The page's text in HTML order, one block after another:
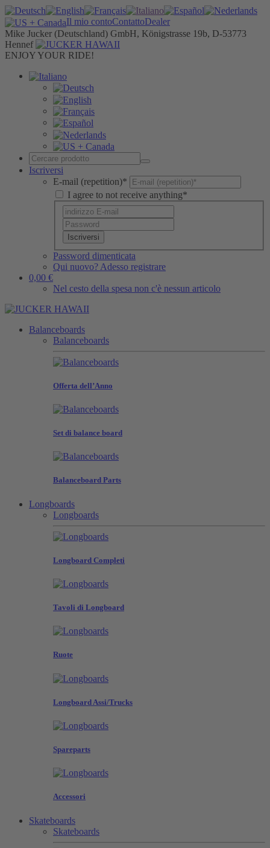
Il mio contoContattoDealer
Mike Jucker (Deutschland) GmbH, Königstrasse 19b, D-53773
Hennef
ENJOY YOUR RIDE!
Iscriversi
E-mail (repetition)*
I agree to not receive anything*
Iscriversi
Password dimenticata
Qui nuovo? Adesso registrare
0,00 €
Nel cesto della spesa non c'è nessun articolo
Balanceboards
Balanceboards
Offerta dell’Anno
Set di balance board
Balanceboard Parts
Longboards
Longboards
Longboard Completi
Tavoli di Longboard
Ruote
Longboard Assi/Trucks
Spareparts
Accessori
Skateboards
Skateboards